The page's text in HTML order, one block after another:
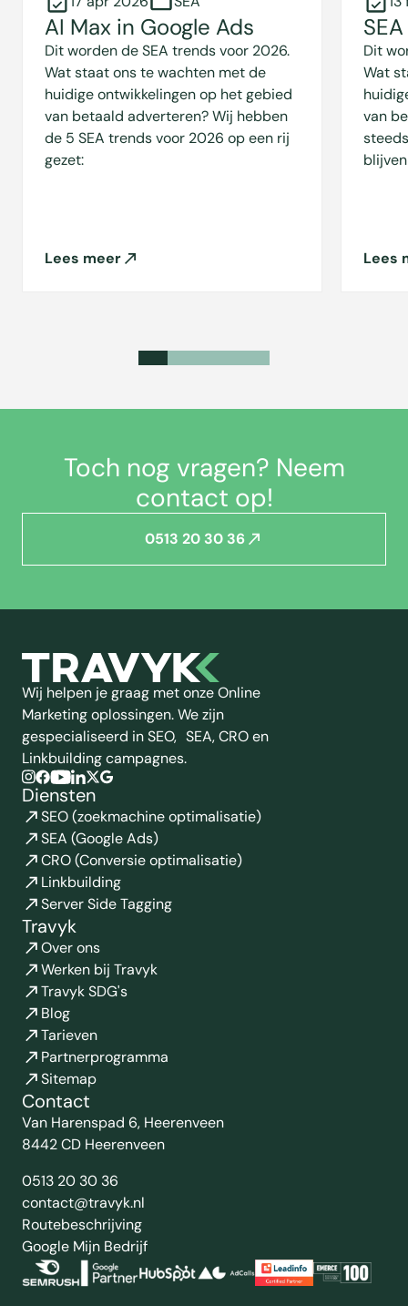
AI Max in Google Ads
Dit worden de SEA trends voor 2026.
Wat staat ons te wachten met de
huidige ontwikkelingen op het gebied
van betaald adverteren? Wij hebben
de 5 SEA trends voor 2026 op een rij
gezet:
Lees meer
Dit
Wat
van
Lees
Toch nog vragen? Neem
contact op!
0513 20 30 36
Wij helpen je graag met onze Online
Marketing oplossingen. We zijn
gespecialiseerd in SEO, SEA, CRO en
Linkbuilding campagnes.
Diensten
SEO (zoekmachine optimalisatie)
SEA (Google Ads)
CRO (Conversie optimalisatie)
Linkbuilding
Server Side Tagging
Travyk
Over ons
Werken bij Travyk
Travyk SDG's
Blog
Tarieven
Partnerprogramma
Sitemap
Contact
Van Harenspad 6, Heerenveen
8442 CD Heerenveen
0513 20 30 36
contact@travyk.nl
Routebeschrijving
Google Mijn Bedrijf